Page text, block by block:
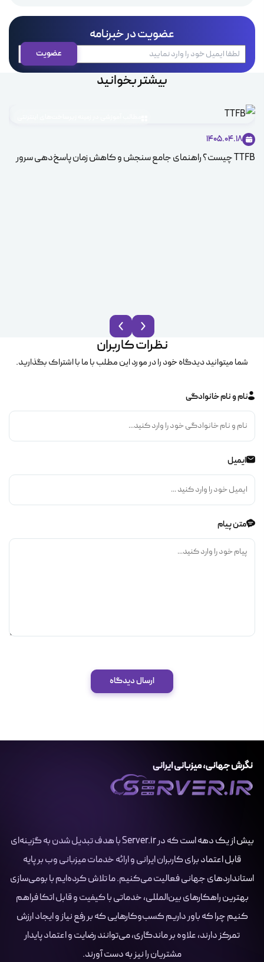
عضویت در خبرنامه
بیشتر بخوانید
1405.04.18
TTFB چیست؟ راهنمای جامع سنجش و کاهش زمان پاسخ‌دهی سرور
نظرات کاربران
شما میتوانید دیدگاه خود را در مورد این مطلب با ما با اشتراک بگذارید.
نام و نام خانوادگی
ایمیل
متن پیام
ارسال دیدگاه
بیش از یک دهه است که در Server.ir با هدف تبدیل شدن به گزینه‌ای
قابل اعتماد برای کاربران ایرانی و ارائه خدمات میزبانی وب بر پایه
استانداردهای جهانی فعالیت می‌کنیم. ما تلاش کرده‌ایم با بومی‌سازی
بهترین راهکارهای بین‌المللی، خدماتی با کیفیت و قابل اتکا فراهم
کنیم چرا که باور داریم کسب‌وکارهایی که بر رفع نیاز و ایجاد ارزش
تمرکز دارند، علاوه بر ماندگاری، می‌توانند رضایت و اعتماد پایدار
مشتریان را نیز به دست آورند.